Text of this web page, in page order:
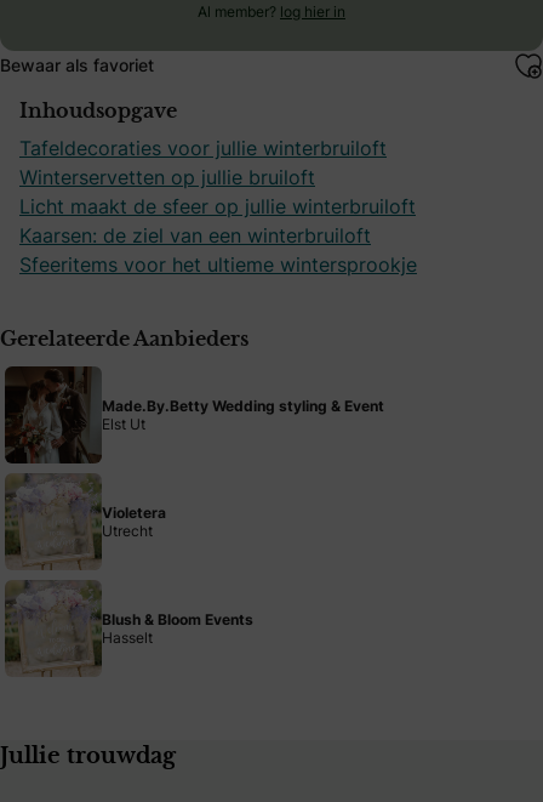
Al member? log hier in
Bewaar als favoriet
Inhoudsopgave
Tafeldecoraties voor jullie winterbruiloft
Winterservetten op jullie bruiloft
Licht maakt de sfeer op jullie winterbruiloft
Kaarsen: de ziel van een winterbruiloft
Sfeeritems voor het ultieme wintersprookje
Gerelateerde Aanbieders
Made.By.Betty Wedding styling & Event
Elst Ut
Violetera
Utrecht
Blush & Bloom Events
Hasselt
Jullie trouwdag